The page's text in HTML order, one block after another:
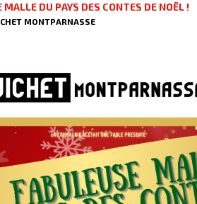
MALLE DU PAYS DES CONTES DE NOËL !
MONTPARNASSE